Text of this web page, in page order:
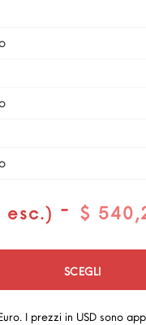
- $
SCEGLI
I prezzi in USD sono